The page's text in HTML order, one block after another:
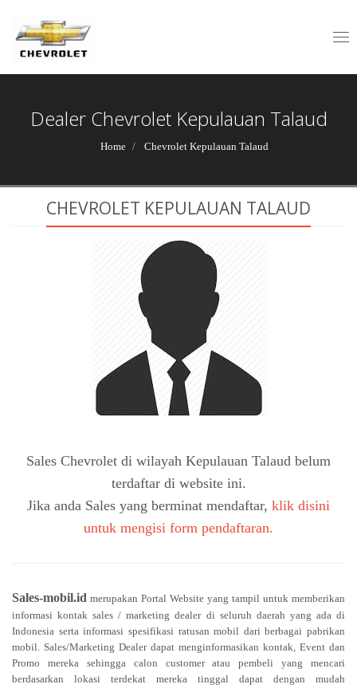
Dealer Chevrolet Kepulauan Talaud
Home Chevrolet Kepulauan Talaud
CHEVROLET KEPULAUAN TALAUD
Sales Chevrolet di wilayah Kepulauan Talaud belum
terdaftar di website ini.
Jika anda Sales yang berminat mendaftar, klik disini
untuk mengisi form pendaftaran.
Sales-mobil.id merupakan Portal Website yang tampil untuk memberikan
informasi kontak sales / marketing dealer di seluruh daerah yang ada di
Indonesia serta informasi spesifikasi ratusan mobil dari berbagai pabrikan
mobil. Sales/Marketing Dealer dapat menginformasikan kontak, Event dan
Promo mereka sehingga calon customer atau pembeli yang mencari
berdasarkan lokasi terdekat mereka tinggal dapat dengan mudah